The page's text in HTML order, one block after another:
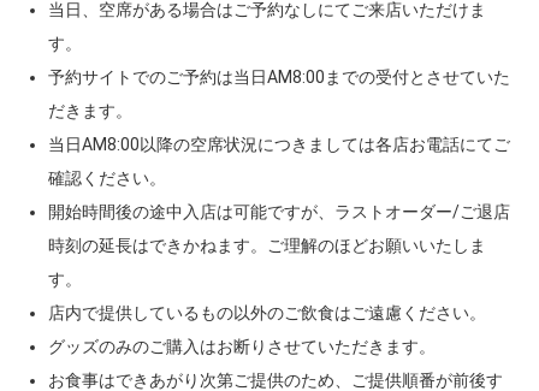
当日、空席がある場合はご予約なしにてご来店いただけま
す。
予約サイトでのご予約は当日AM8:00までの受付とさせていた
だきます。
当日AM8:00以降の空席状況につきましては各店お電話にてご
確認ください。
開始時間後の途中入店は可能ですが、ラストオーダー/ご退店
時刻の延長はできかねます。ご理解のほどお願いいたしま
す。
店内で提供しているもの以外のご飲食はご遠慮ください。
グッズのみのご購入はお断りさせていただきます。
お食事はできあがり次第ご提供のため、ご提供順番が前後す